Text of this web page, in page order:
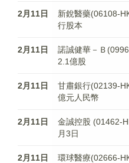
2月11日
新銳醫藥(06108-
行股本
2月11日
諾誠健華－Ｂ
2.1億股
2月11日
甘肅銀行(02139-
億元人民幣
2月11日
金誠控股 (01462-
月3日
2月11日
環球醫療(02666-